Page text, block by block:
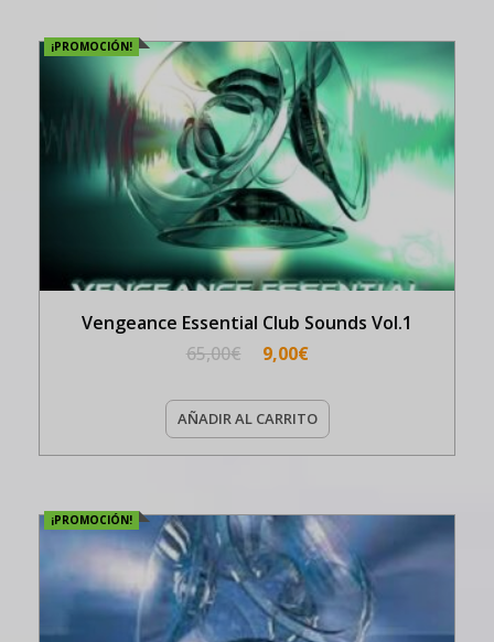
¡PROMOCIÓN!
Vengeance Essential Club Sounds Vol.1
65,00€ 9,00€
AÑADIR AL CARRITO
¡PROMOCIÓN!